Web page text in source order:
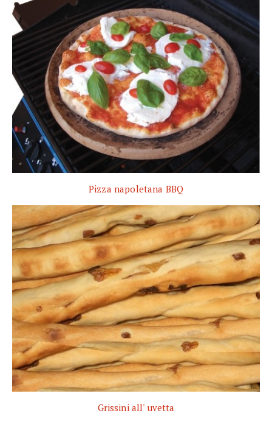
Pizza napoletana BBQ
Grissini all' uvetta